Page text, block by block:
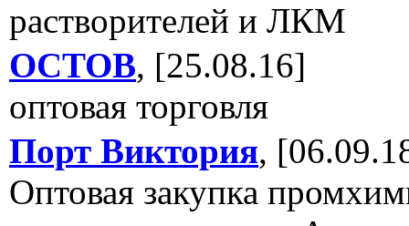
растворителей и ЛКМ
ОСТОВ, [25.08.16]
оптовая торговля
Порт Виктория,
Оптовая закупка